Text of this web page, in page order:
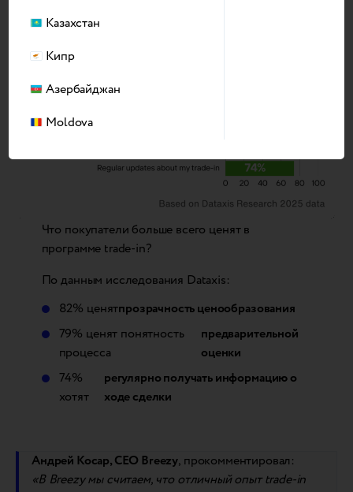
Что покупатели больше всего ценят в
программе trade-in?
По данным исследования Dataxis:
82% ценятпрозрачность ценообразования
79% ценят понятность
процесса
предварительной
оценки
74%
хотят
регулярно получать информацию о
ходе сделки
Андрей Косар, СЕО Breezy, прокомментировал:
«В Breezy мы считаем, что отличный опыт trade-in
Казахстан
Кипр
Азербайджан
Moldova